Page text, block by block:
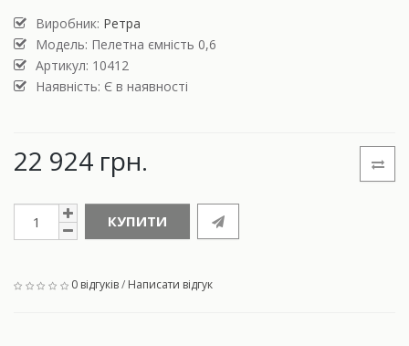
Виробник: Ретра
Модель: Пелетна ємність 0,6
Артикул: 10412
Наявність: Є в наявності
22 924 грн.
КУПИТИ
0 відгуків/ Написати відгук